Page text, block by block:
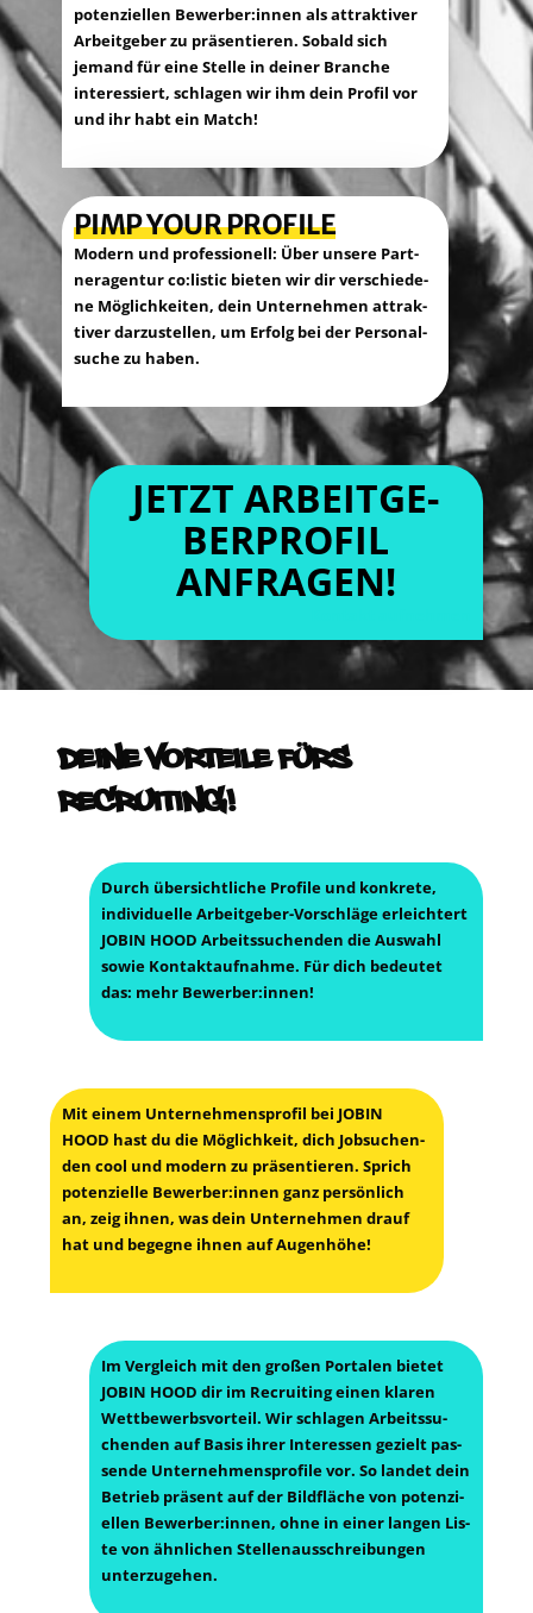
poten­zi­el­len Bewerber:innen als attrak­ti­ver
Arbeit­ge­ber zu prä­sen­tie­ren. Sobald sich
jemand für eine Stel­le in dei­ner Bran­che
inter­es­siert, schla­gen wir ihm dein Pro­fil vor
und ihr habt ein Match!
PIMP YOUR PROFILE
Modern und pro­fes­sio­nell: Über unse­re Part­
ner­agen­tur co:listic bie­ten wir dir ver­schie­de­
ne Mög­lich­kei­ten, dein Unter­neh­men attrak­
ti­ver dar­zu­stel­len, um Erfolg bei der Per­so­nal­
su­che zu haben.
JETZT ARBEIT­GE­
BER­PRO­FIL
ANFRAGEN!
DEI­NE VOR­TEI­LE FÜRS
RECRUITING!
Durch über­sicht­li­che Pro­fi­le und kon­kre­te,
indi­vi­du­el­le Arbeit­ge­ber-Vor­schlä­ge erleich­tert
JOBIN HOOD Arbeits­su­chen­den die Aus­wahl
sowie Kon­takt­auf­nah­me. Für dich bedeu­tet
das: mehr Bewerber:innen!
Mit einem Unter­neh­mens­pro­fil bei JOBIN
HOOD hast du die Mög­lich­keit, dich Job­su­chen­
den cool und modern zu prä­sen­tie­ren. Sprich
poten­zi­el­le Bewerber:innen ganz per­sön­lich
an, zeig ihnen, was dein Unter­neh­men drauf
hat und begeg­ne ihnen auf Augenhöhe!
Im Ver­gleich mit den gro­ßen Por­ta­len bie­tet
JOBIN HOOD dir im Recrui­ting einen kla­ren
Wett­be­werbs­vor­teil. Wir schla­gen Arbeits­su­
chen­den auf Basis ihrer Inter­es­sen gezielt pas­
sen­de Unter­neh­mens­pro­fi­le vor. So lan­det dein
Betrieb prä­sent auf der Bild­flä­che von poten­zi­
el­len Bewerber:innen, ohne in einer lan­gen Lis­
te von ähn­li­chen Stel­len­aus­schrei­bun­gen
unterzugehen.